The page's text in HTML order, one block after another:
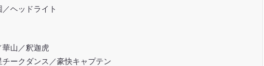
ヘッドライト
山／釈迦虎
ークダンス／豪快キャプテン